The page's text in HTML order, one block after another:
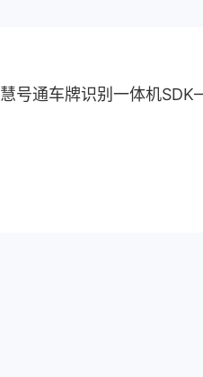
慧号通车牌识别一体机SDK—EP-